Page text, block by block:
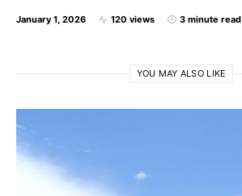
January 1, 2026 120 views 3 minute read
YOU MAY ALSO LIKE